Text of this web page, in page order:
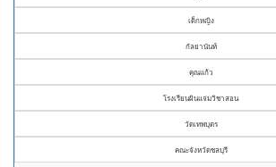
เด็กหญิง
กัลยานันท์
คุณแก้ว
โรงเรียนผินแจ่มวิชาสอน
วัดเทพบุตร
คณะจังหวัดชลบุรี